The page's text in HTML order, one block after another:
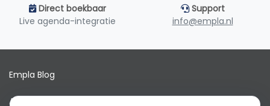
Direct boekbaar
Live agenda-integratie
Support
info@empla.nl
Empla Blog
Algemene voorwaarden